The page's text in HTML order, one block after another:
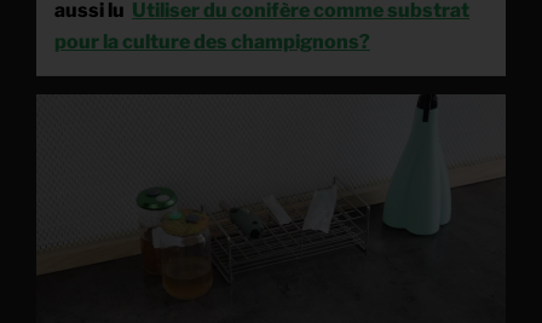
aussi lu Utiliser du conifère comme substrat
pour la culture des champignons?